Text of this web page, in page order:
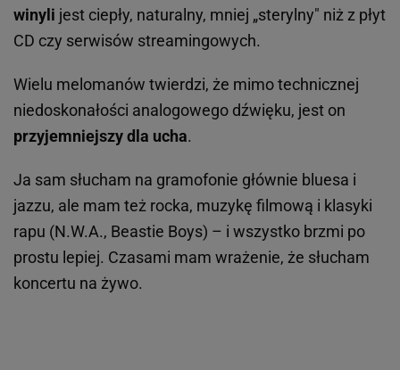
winyli jest ciepły, naturalny, mniej „sterylny" niż z płyt
CD czy serwisów streamingowych.
Wielu melomanów twierdzi, że mimo technicznej
niedoskonałości analogowego dźwięku, jest on
przyjemniejszy dla ucha.
Ja sam słucham na gramofonie głównie bluesa i
jazzu, ale mam też rocka, muzykę filmową i klasyki
rapu (N.W.A., Beastie Boys) – i wszystko brzmi po
prostu lepiej. Czasami mam wrażenie, że słucham
koncertu na żywo.